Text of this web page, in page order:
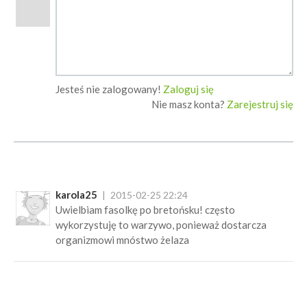
Jesteś nie zalogowany! Zaloguj się
Nie masz konta? Zarejestruj się
karola25 2015-02-25 22:24
Uwielbiam fasolkę po bretońsku! często
wykorzystuję to warzywo, ponieważ dostarcza
organizmowi mnóstwo żelaza